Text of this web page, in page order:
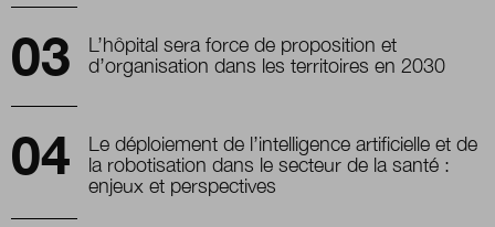
L’hôpital sera force de proposition et
d’organisation dans les territoires en 2030
Le déploiement de l’intelligence artificielle et de
la robotisation dans le secteur de la santé :
enjeux et perspectives